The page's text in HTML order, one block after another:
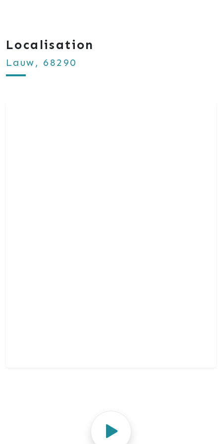
Localisation
Lauw, 68290